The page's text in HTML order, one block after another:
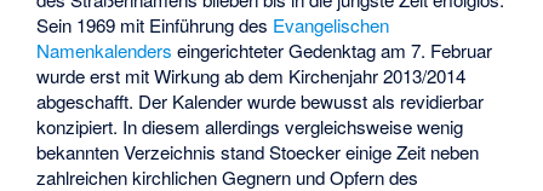
Sein 1969 mit Einführung des Evangelischen
Namenkalenders eingerichteter Gedenktag am 7. Februar
wurde erst mit Wirkung ab dem Kirchenjahr 2013/2014
abgeschafft. Der Kalender wurde bewusst als revidierbar
konzipiert. In diesem allerdings vergleichsweise wenig
bekannten Verzeichnis stand Stoecker einige Zeit neben
zahlreichen kirchlichen Gegnern und Opfern des